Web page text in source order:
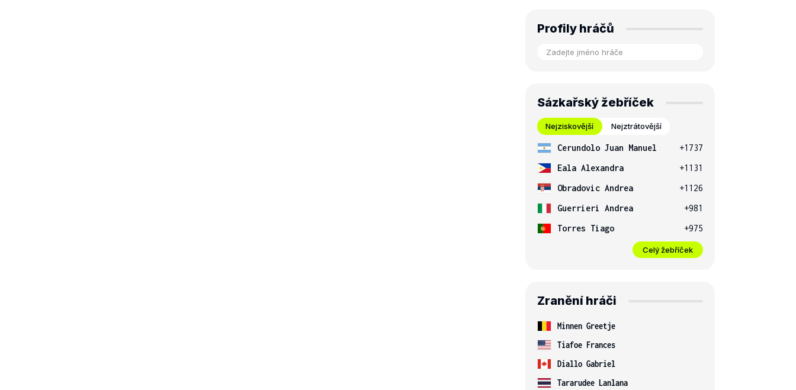
Profily hráčů
Sázkařský žebříček
Nejziskovější Nejztrátovější
Cerundolo Juan Manuel
+1737
Eala Alexandra
+1131
Obradovic Andrea
+1126
Guerrieri Andrea
+981
Torres Tiago
+975
Celý žebříček
Zranění hráči
Minnen Greetje
Tiafoe Frances
Diallo Gabriel
Tararudee Lanlana